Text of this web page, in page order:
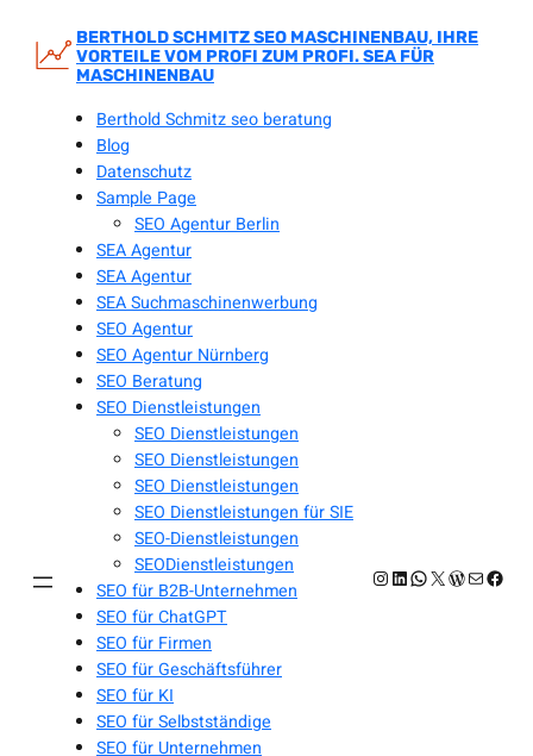
Inhalt
springen
BERTHOLD SCHMITZ SEO MASCHINENBAU, IHRE
VORTEILE VOM PROFI ZUM PROFI. SEA FÜR
MASCHINENBAU
Berthold Schmitz seo beratung
Blog
Datenschutz
Sample Page
SEO Agentur Berlin
SEA Agentur
SEA Agentur
SEA Suchmaschinenwerbung
SEO Agentur
SEO Agentur Nürnberg
SEO Beratung
SEO Dienstleistungen
SEO Dienstleistungen
SEO Dienstleistungen
SEO Dienstleistungen
SEO Dienstleistungen für SIE
SEO-Dienstleistungen
SEODienstleistungen
SEO für B2B-Unternehmen
SEO für ChatGPT
SEO für Firmen
SEO für Geschäftsführer
SEO für KI
SEO für Selbstständige
SEO für Unternehmen
Instagram
LinkedIn
WhatsApp
X E-Mail